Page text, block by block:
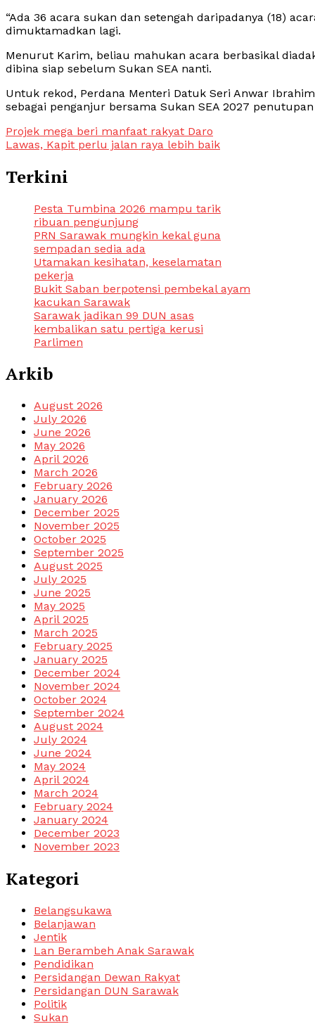
“Ada 36 acara sukan dan setengah daripadanya (18)
dimuktamadkan lagi.
Menurut Karim, beliau mahukan acara berbasikal
dibina siap sebelum Sukan SEA nanti.
Untuk rekod, Perdana Menteri Datuk Seri Anwar
sebagai penganjur bersama Sukan SEA 2027
Post
navigation
Projek mega beri manfaat rakyat Daro
Lawas, Kapit perlu jalan raya lebih baik
Terkini
Pesta Tumbina 2026 mampu tarik
ribuan pengunjung
PRN Sarawak mungkin kekal guna
sempadan sedia ada
Utamakan kesihatan, keselamatan
pekerja
Bukit Saban berpotensi pembekal ayam
kacukan Sarawak
Sarawak jadikan 99 DUN asas
kembalikan satu pertiga kerusi
Parlimen
Arkib
August 2026
July 2026
June 2026
May 2026
April 2026
March 2026
February 2026
January 2026
December 2025
November 2025
October 2025
September 2025
August 2025
July 2025
June 2025
May 2025
April 2025
March 2025
February 2025
January 2025
December 2024
November 2024
October 2024
September 2024
August 2024
July 2024
June 2024
May 2024
April 2024
March 2024
February 2024
January 2024
December 2023
November 2023
Kategori
Belangsukawa
Belanjawan
Jentik
Lan Berambeh Anak Sarawak
Pendidikan
Persidangan Dewan Rakyat
Persidangan DUN Sarawak
Politik
Sukan